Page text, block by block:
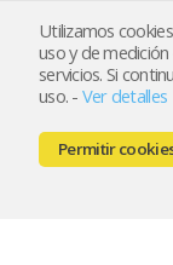
Utilizamos
uso y de
servicios. Si
uso. - Ver detalles
Permitir